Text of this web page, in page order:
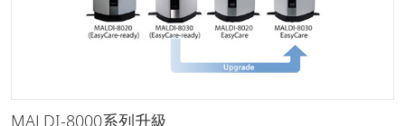
MALDI-8000系列升級